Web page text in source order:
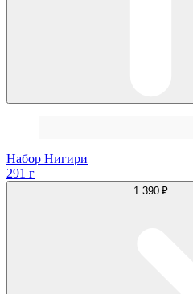
Набор Нигири
291 г
1 390 ₽